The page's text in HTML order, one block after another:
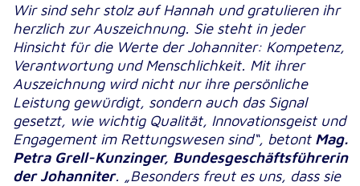
Wir sind sehr stolz auf Hannah und gratulieren ihr
herzlich zur Auszeichnung. Sie steht in jeder
Hinsicht für die Werte der Johanniter: Kompetenz,
Verantwortung und Menschlichkeit. Mit ihrer
Auszeichnung wird nicht nur ihre persönliche
Leistung gewürdigt, sondern auch das Signal
gesetzt, wie wichtig Qualität, Innovationsgeist und
Engagement im Rettungswesen sind“, betont Mag.
Petra Grell-Kunzinger, Bundesgeschäftsführerin
der Johanniter. „Besonders freut es uns, dass sie